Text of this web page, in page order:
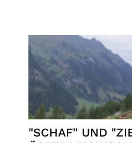
"SCHAF" UND